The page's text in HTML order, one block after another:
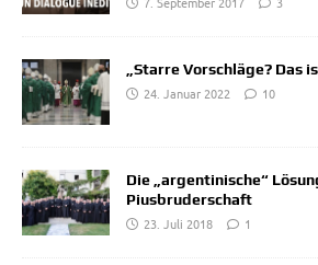
„Starre Vorschläge? Das
24. Januar 2022
10
Die „argentinische“
Piusbruderschaft
23. Juli 2018
1